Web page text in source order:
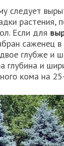
следует
растения,
Если для
саженец
глубже и
глубина и
кома на